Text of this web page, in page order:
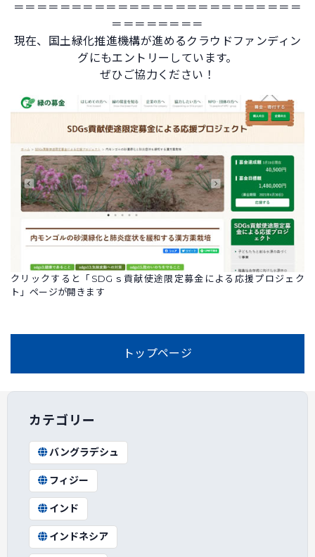
＝＝＝＝＝＝＝＝＝＝＝＝＝＝＝＝＝＝＝＝＝＝＝＝＝
＝＝＝＝＝＝＝＝
現在、国土緑化推進機構が進めるクラウドファンディン
グにもエントリーしています。
ぜひご協力ください！
クリックすると「SDGｓ貢献使途限定募金による応援プロジェク
ト」ページが開きます
トップページ
カテゴリー
バングラデシュ
フィジー
インド
インドネシア